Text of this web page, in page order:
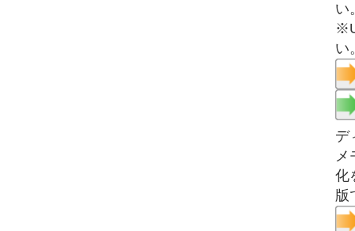
い。
い。
デ
メ
化
版